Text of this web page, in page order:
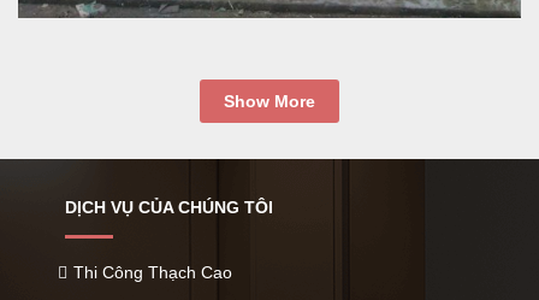
DỊCH VỤ CỦA CHÚNG TÔI
Thi Công Thạch Cao